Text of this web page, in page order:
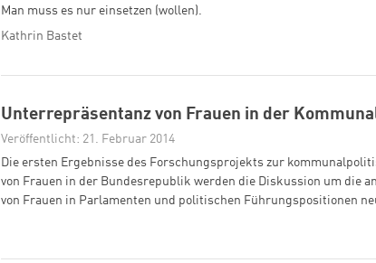
Man muss es nur einsetzen (wollen).
Kathrin Bastet
Unterrepräsentanz von Frauen in der
Veröffentlicht: 21. Februar 2014
Die ersten Ergebnisse des Forschungsprojekts zur
von Frauen in der Bundesrepublik werden die Diskussion um die
von Frauen in Parlamenten und politischen Führungspositionen